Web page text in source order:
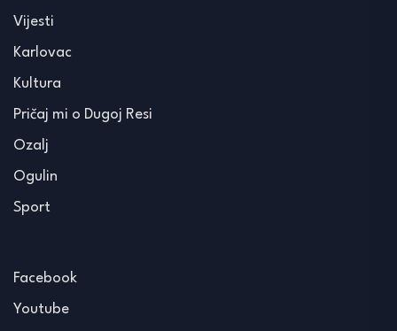
Vijesti
Karlovac
Kultura
Pričaj mi o Dugoj Resi
Ozalj
Ogulin
Sport
Facebook
Youtube